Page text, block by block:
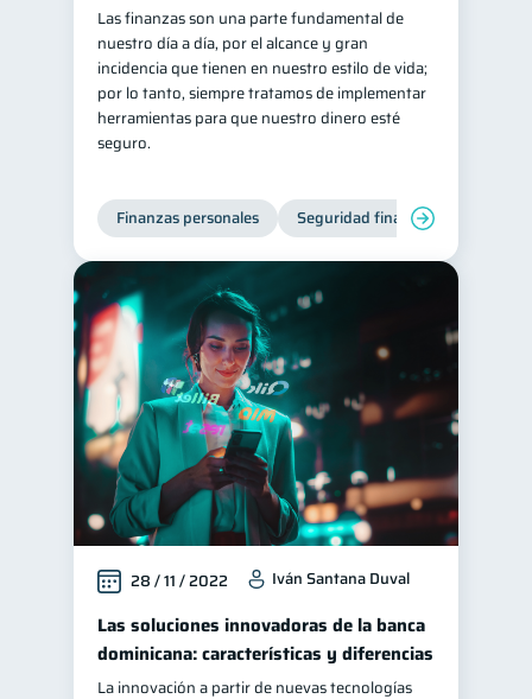
Las finanzas son una parte fundamental de
nuestro día a día, por el alcance y gran
incidencia que tienen en nuestro estilo de vida;
por lo tanto, siempre tratamos de implementar
herramientas para que nuestro dinero esté
seguro.
Finanzas personales Seguridad financiera
28 / 11 / 2022 Iván Santana Duval
Las soluciones innovadoras de la banca
dominicana: características y diferencias
La innovación a partir de nuevas tecnologías